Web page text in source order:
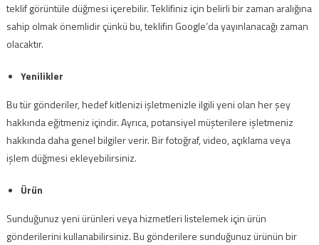
teklif görüntüle düğmesi içerebilir. Teklifiniz için belirli bir zaman aralığına
sahip olmak önemlidir çünkü bu, teklifin Google’da yayınlanacağı zaman
olacaktır.
Yenilikler
Bu tür gönderiler, hedef kitlenizi işletmenizle ilgili yeni olan her şey
hakkında eğitmeniz içindir. Ayrıca, potansiyel müşterilere işletmeniz
hakkında daha genel bilgiler verir. Bir fotoğraf, video, açıklama veya
işlem düğmesi ekleyebilirsiniz.
Ürün
Sunduğunuz yeni ürünleri veya hizmetleri listelemek için ürün
gönderilerini kullanabilirsiniz. Bu gönderilere sunduğunuz ürünün bir